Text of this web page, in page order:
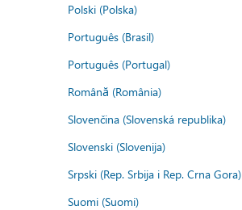
Polski (Polska)
Português (Brasil)
Português (Portugal)
Română (România)
Slovenčina (Slovenská republika)
Slovenski (Slovenija)
Srpski (Rep. Srbija i Rep. Crna Gora)
Suomi (Suomi)